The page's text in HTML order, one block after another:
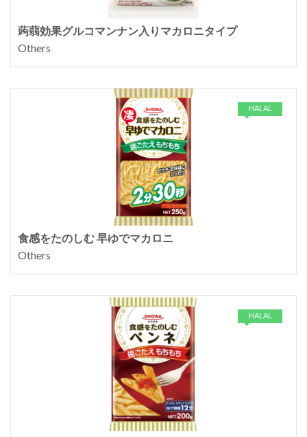
蒟蒻効果グルコマンナン入りマカロニタイプ
Others
HALAL
食感をたのしむ 早ゆでマカロニ
Others
HALAL